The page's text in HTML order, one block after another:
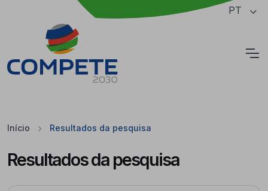
Saltar para o conteúdo principal da página PT
Início Resultados da pesquisa
Resultados da pesquisa